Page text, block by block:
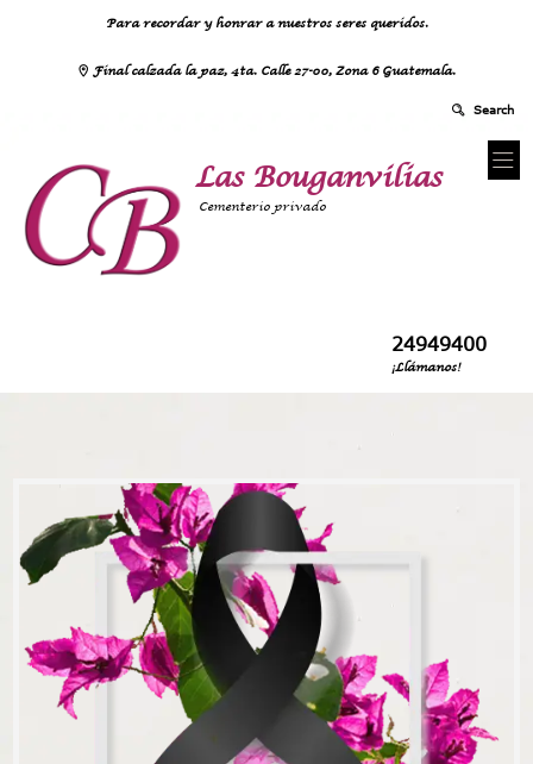
Para recordar y honrar a nuestros seres queridos.
Final calzada la paz, 4ta. Calle 27-00, Zona 6 Guatemala.
Las Bouganvilias
Cementerio privado
24949400
¡Llámanos!